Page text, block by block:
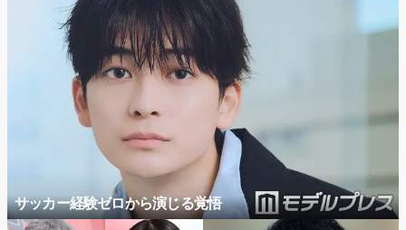
サッカー経験ゼロから演じる覚悟